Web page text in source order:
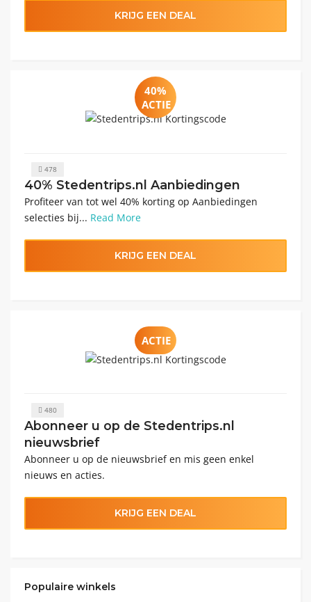
KRIJG EEN DEAL
40%
ACTIE
478
40% Stedentrips.nl Aanbiedingen
Profiteer van tot wel 40% korting op Aanbiedingen
selecties bij... Read More
KRIJG EEN DEAL
ACTIE
480
Abonneer u op de Stedentrips.nl
nieuwsbrief
Abonneer u op de nieuwsbrief en mis geen enkel
nieuws en acties.
KRIJG EEN DEAL
Populaire winkels